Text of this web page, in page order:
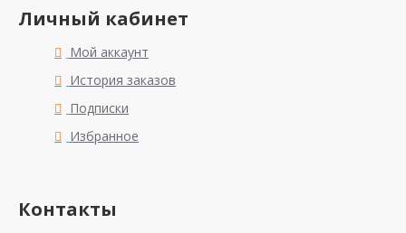
Личный кабинет
Мой аккаунт
История заказов
Подписки
Избранное
Контакты